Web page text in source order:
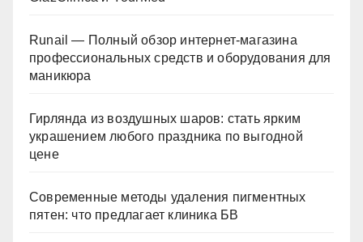
Runail — Полный обзор интернет-магазина
профессиональных средств и оборудования для
маникюра
Гирлянда из воздушных шаров: стать ярким
украшением любого праздника по выгодной
цене
Современные методы удаления пигментных
пятен: что предлагает клиника БВ